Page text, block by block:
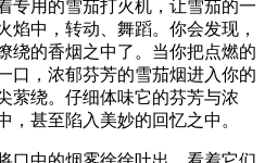
专用的雪茄打火机，让雪茄的一
焰中，转动、舞蹈。你会发现，
绕的香烟之中了。当你把点燃的
口，浓郁芬芳的雪茄烟进入你的
萦绕。仔细体味它的芬芳与浓
，甚至陷入美妙的回忆之中。